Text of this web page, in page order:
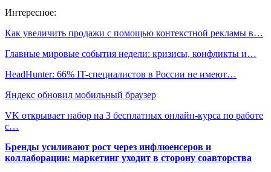
Интересное:
Как увеличить продажи с помощью контекстной рекламы в…
Главные мировые события недели: кризисы, конфликты и…
HeadHunter: 66% IT-специалистов в России не имеют…
Яндекс обновил мобильный браузер
VK открывает набор на 3 бесплатных онлайн-курса по работе
с…
Бренды усиливают рост через инфлюенсеров и
коллаборации: маркетинг уходит в сторону соавторства